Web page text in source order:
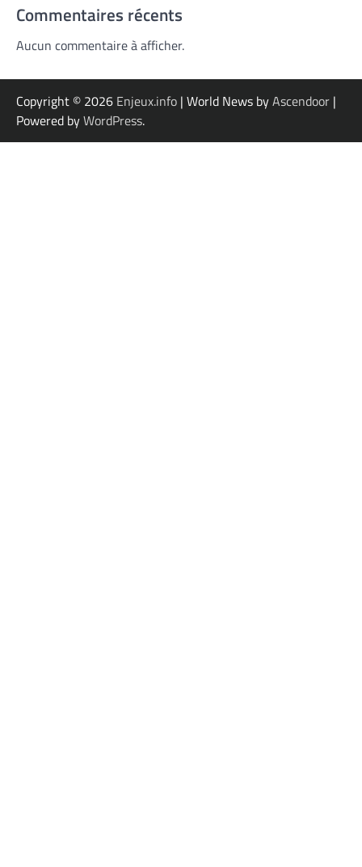
Commentaires récents
Aucun commentaire à afficher.
Copyright © 2026 Enjeux.info | World News byAscendoor |
Powered byWordPress.